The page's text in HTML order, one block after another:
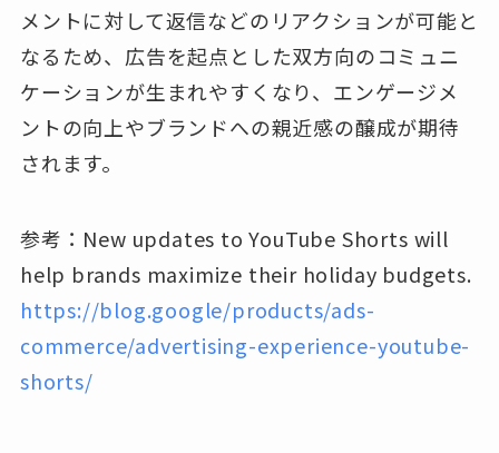
メントに対して返信などのリアクションが可能と
なるため、広告を起点とした双方向のコミュニ
ケーションが生まれやすくなり、エンゲージメ
ントの向上やブランドへの親近感の醸成が期待
されます。
参考：New updates to YouTube Shorts will
help brands maximize their holiday budgets.
https://blog.google/products/ads-
commerce/advertising-experience-youtube-
shorts/